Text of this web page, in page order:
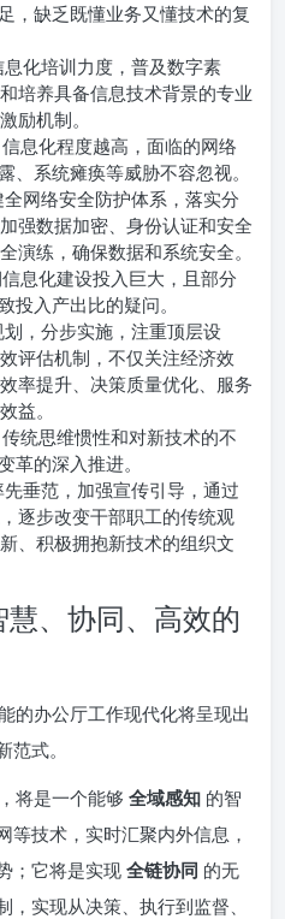
，缺乏既懂业务又懂技术的复
息化培训力度，普及数字素
培养具备信息技术背景的专业
励机制。
信息化程度越高，面临的网络
、系统瘫痪等威胁不容忽视。
网络安全防护体系，落实分
强数据加密、身份认证和安全
演练，确保数据和系统安全。
息化建设投入巨大，且部分
投入产出比的疑问。
，分步实施，注重顶层设
评估机制，不仅关注经济效
率提升、决策质量优化、服务
益。
传统思维惯性和对新技术的不
革的深入推进。
垂范，加强宣传引导，通过
逐步改变干部职工的传统观
、积极拥抱新技术的组织文
、协同、高效的
的办公厅工作现代化将呈现出
式。
将是一个能够 全域感知 的智
等技术，实时汇聚内外信息，
；它将是实现 全链协同 的无
实现从决策、执行到监督、